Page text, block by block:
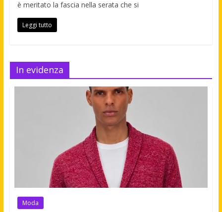
è meritato la fascia nella serata che si
Leggi tutto
In evidenza
Moda